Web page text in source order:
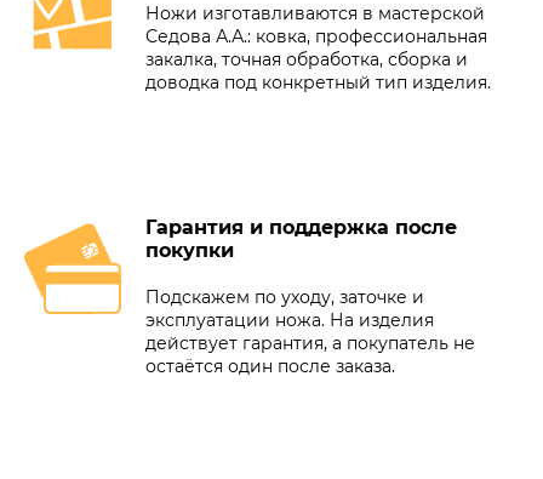
Ножи изготавливаются в мастерской
Седова А.А.: ковка, профессиональная
закалка, точная обработка, сборка и
доводка под конкретный тип изделия.
Гарантия и поддержка после
покупки
Подскажем по уходу, заточке и
эксплуатации ножа. На изделия
действует гарантия, а покупатель не
остаётся один после заказа.